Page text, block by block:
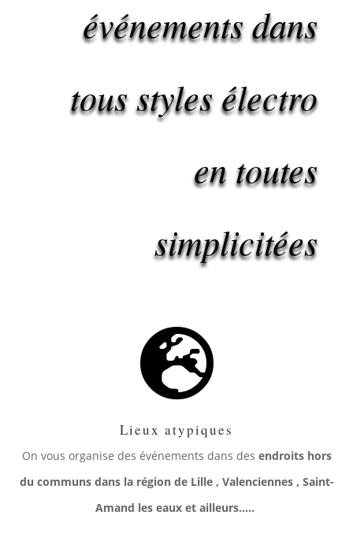
événements dans
tous styles électro
en toutes
simplicitées

Lieux atypiques
On vous organise des événements dans des endroits hors
du communs dans la région de Lille , Valenciennes , Saint-
Amand les eaux et ailleurs…..